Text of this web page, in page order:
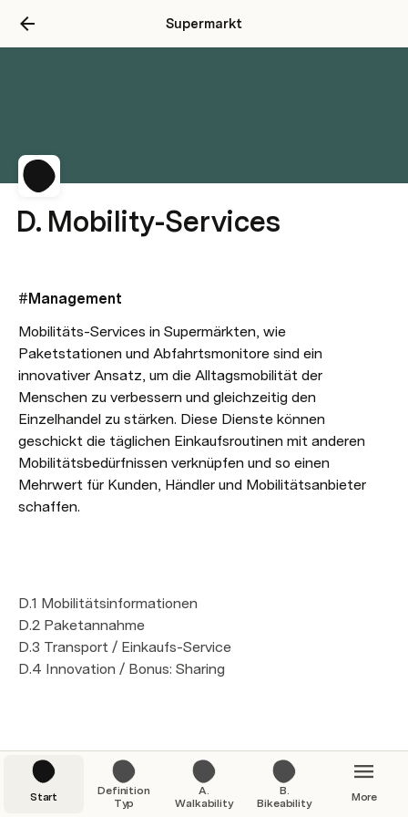
Supermarkt
D. Mobility-Services
#Management
Mobilitäts-Services in Supermärkten, wie
Paketstationen und Abfahrtsmonitore sind ein
innovativer Ansatz, um die Alltagsmobilität der
Menschen zu verbessern und gleichzeitig den
Einzelhandel zu stärken. Diese Dienste können
geschickt die täglichen Einkaufsroutinen mit anderen
Mobilitätsbedürfnissen verknüpfen und so einen
Mehrwert für Kunden, Händler und Mobilitätsanbieter
schaffen.
D.1 Mobilitätsinformationen
D.2 Paketannahme
D.3 Transport / Einkaufs-Service
D.4 Innovation / Bonus: Sharing
Start
Definition
Typ
A.
Walkability
B.
Bikeability
More